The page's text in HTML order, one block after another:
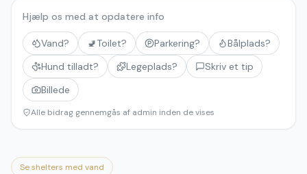
Hjælp os med at opdatere info
Vand? 🚽Toilet? Parkering?
Bålplads?
Hund tilladt?
Legeplads?
Skriv et tip
Billede
Alle bidrag gennemgås af admin inden de vises
Se shelters med vand